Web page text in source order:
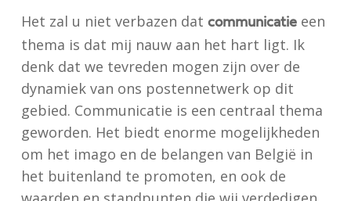
Het zal u niet verbazen dat communicatieeen
thema is dat mij nauw aan het hart ligt. Ik
denk dat we tevreden mogen zijn over de
dynamiek van ons postennetwerk op dit
gebied. Communicatie is een centraal thema
geworden. Het biedt enorme mogelijkheden
om het imago en de belangen van België in
het buitenland te promoten, en ook de